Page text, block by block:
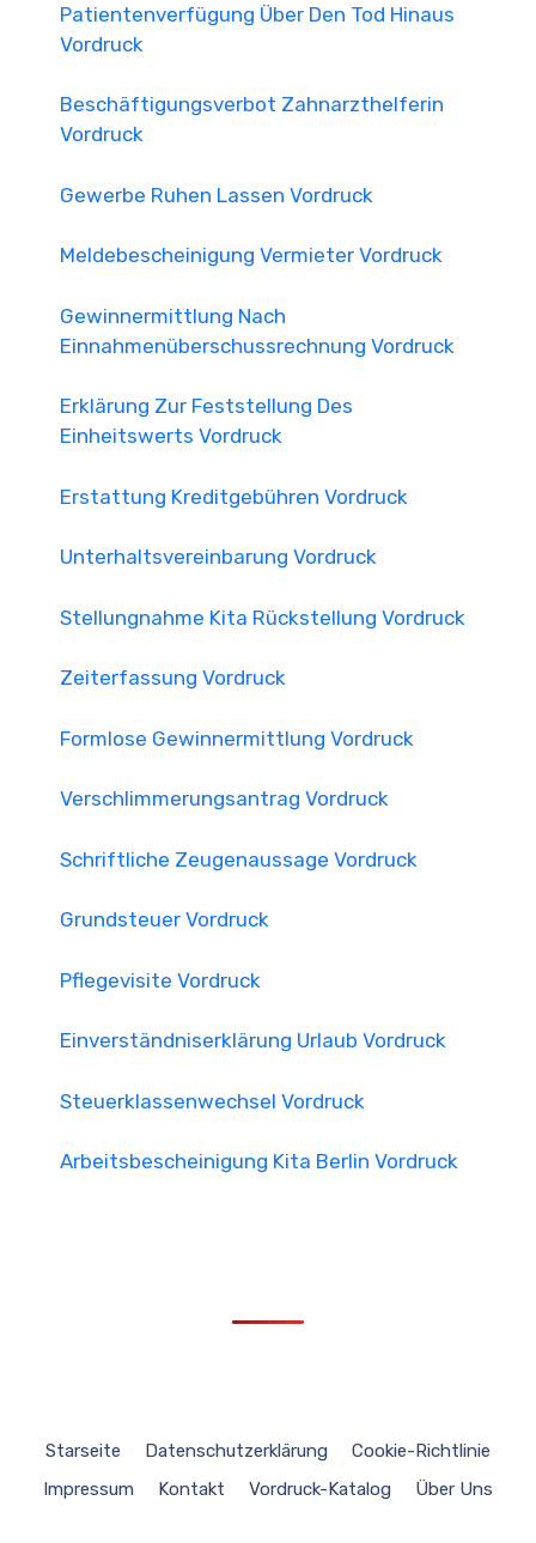
Patientenverfügung Über Den Tod Hinaus
Vordruck
Beschäftigungsverbot Zahnarzthelferin
Vordruck
Gewerbe Ruhen Lassen Vordruck
Meldebescheinigung Vermieter Vordruck
Gewinnermittlung Nach
Einnahmenüberschussrechnung Vordruck
Erklärung Zur Feststellung Des
Einheitswerts Vordruck
Erstattung Kreditgebühren Vordruck
Unterhaltsvereinbarung Vordruck
Stellungnahme Kita Rückstellung Vordruck
Zeiterfassung Vordruck
Formlose Gewinnermittlung Vordruck
Verschlimmerungsantrag Vordruck
Schriftliche Zeugenaussage Vordruck
Grundsteuer Vordruck
Pflegevisite Vordruck
Einverständniserklärung Urlaub Vordruck
Steuerklassenwechsel Vordruck
Arbeitsbescheinigung Kita Berlin Vordruck
Starseite Datenschutzerklärung
Cookie-Richtlinie
Impressum
Kontakt Vordruck-Katalog Über Uns